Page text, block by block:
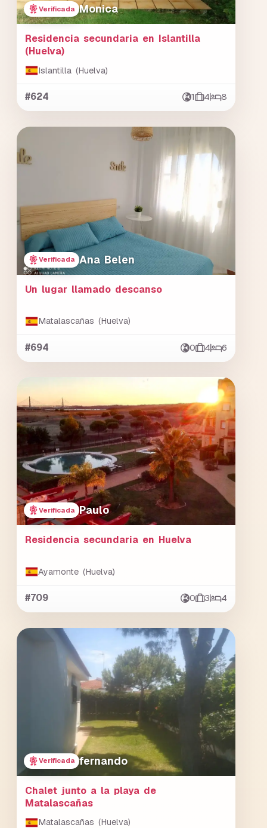
Verificada Monica
Residencia secundaria en Islantilla
(Huelva)
Islantilla (Huelva)
#624 1 4 8
Verificada Ana Belen
Un lugar llamado descanso
Matalascañas (Huelva)
#694 0 4 6
Verificada Paulo
Residencia secundaria en Huelva
Ayamonte (Huelva)
#709 0 3 4
Verificada fernando
Chalet junto a la playa de
Matalascañas
Matalascañas (Huelva)